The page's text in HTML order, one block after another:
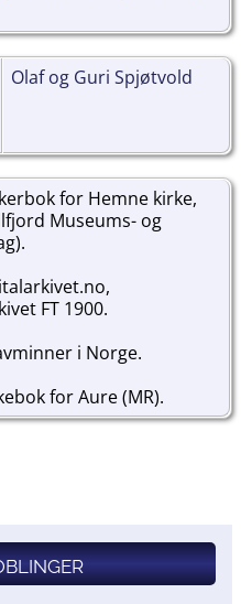
Olaf og Guri Spjøtvold
for Hemne kirke,
Museums- og
FT 1900.
i Norge.
for Aure (MR).